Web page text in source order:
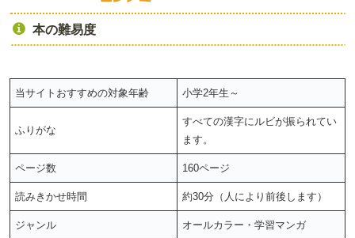
本の難易度
当サイトおすすめの対象年齢 小学2年生～
ふりがな
すべての漢字にルビが振られてい
ます。
ページ数 160ページ
読みきかせ時間 約30分（人により前後します）
ジャンル オールカラー・学習マンガ